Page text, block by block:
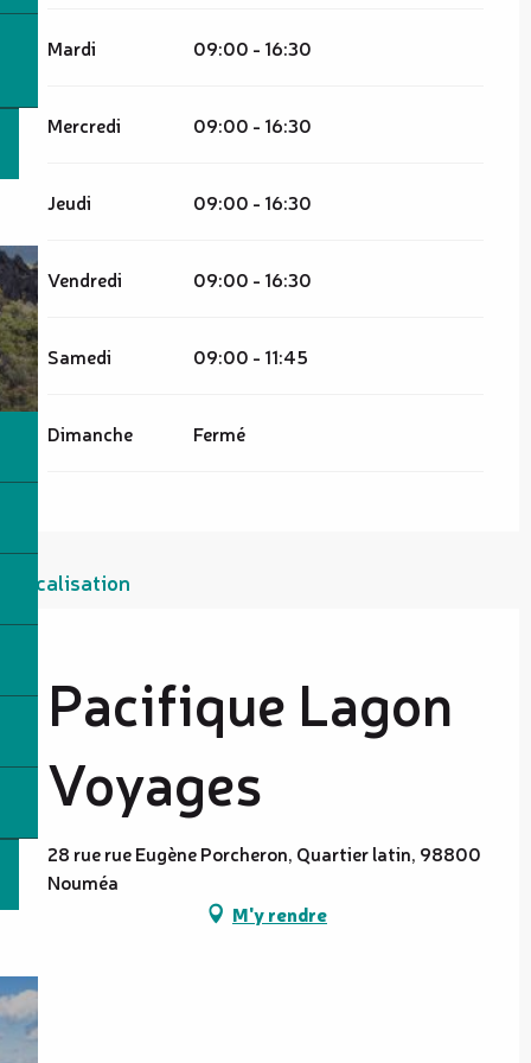
Mardi 09:00 - 16:30
Mercredi 09:00 - 16:30
Jeudi 09:00 - 16:30
Vendredi 09:00 - 16:30
Samedi 09:00 - 11:45
Dimanche Fermé
Localisation
Pacifique Lagon
Voyages
28 rue rue Eugène Porcheron, Quartier latin, 98800
Nouméa
M'y rendre